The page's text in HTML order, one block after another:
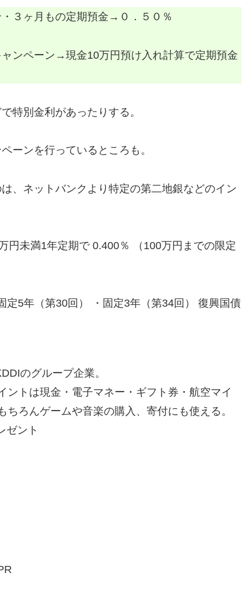
３ヶ月もの定期預金→０．５０％
ンペーン→現金10万円預け入れ計算で定期預金
特別金利があったりする。
ーンを行っているところも。
、ネットバンクより特定の第二地銀などのイン
未満1年定期で 0.400％ （100万円までの限定
5年（第30回） ・固定3年（第34回） 復興国債
のグループ企業。
ントは現金・電子マネー・ギフト券・航空マイ
ちろんゲームや音楽の購入、寄付にも使える。
ゼント